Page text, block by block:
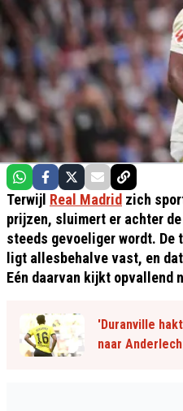
Terwijl Real Madrid zich
prijzen, sluimert er achter
steeds gevoeliger wordt.
ligt allesbehalve vast, en
Eén daarvan kijkt opvallend
'Duranville
naar